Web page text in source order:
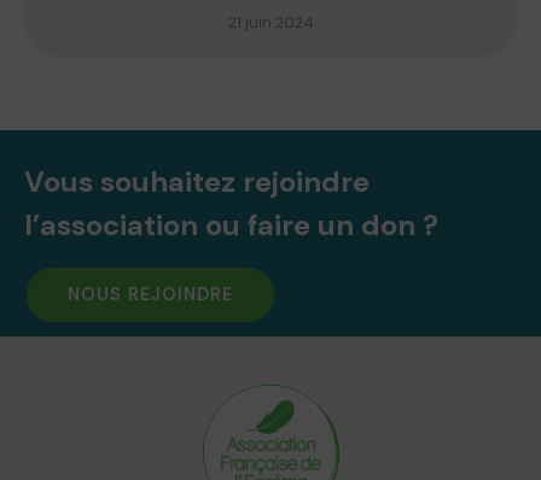
21 juin 2024
Vous souhaitez rejoindre
l’association ou faire un don ?
NOUS REJOINDRE